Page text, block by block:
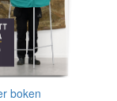
boken